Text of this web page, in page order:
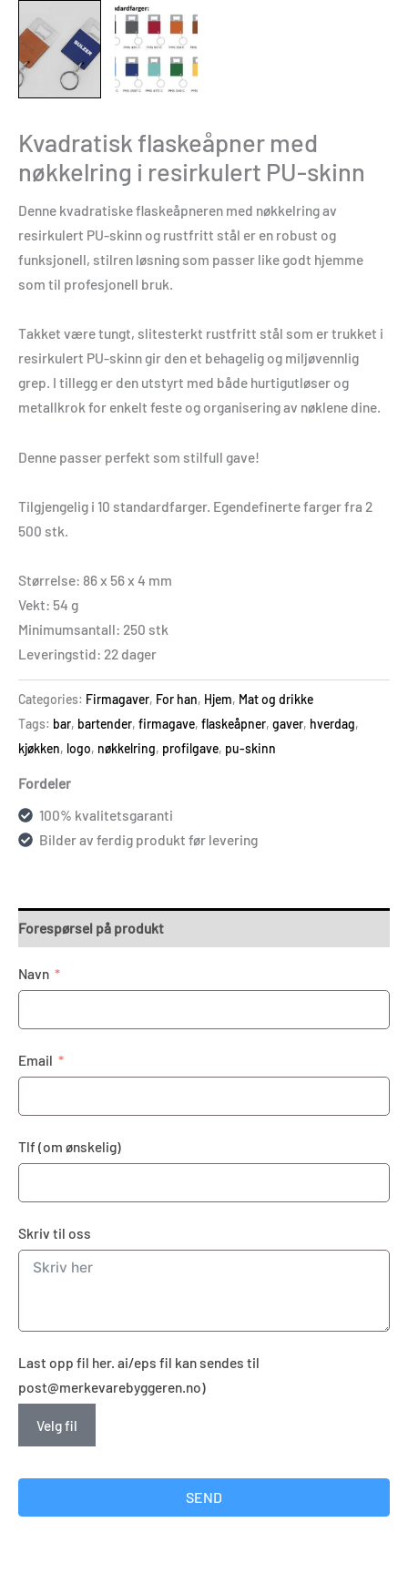
Kvadratisk flaskeåpner med
nøkkelring i resirkulert PU-skinn
Denne kvadratiske flaskeåpneren med nøkkelring av
resirkulert PU-skinn og rustfritt stål er en robust og
funksjonell, stilren løsning som passer like godt hjemme
som til profesjonell bruk.
Takket være tungt, slitesterkt rustfritt stål som er trukket i
resirkulert PU-skinn gir den et behagelig og miljøvennlig
grep. I tillegg er den utstyrt med både hurtigutløser og
metallkrok for enkelt feste og organisering av nøklene dine.
Denne passer perfekt som stilfull gave!
Tilgjengelig i 10 standardfarger. Egendefinerte farger fra 2
500 stk.
Størrelse: 86 x 56 x 4 mm
Vekt: 54 g
Minimumsantall: 250 stk
Leveringstid: 22 dager
Categories: Firmagaver, For han, Hjem, Mat og drikke
Tags: bar, bartender, firmagave, flaskeåpner, gaver, hverdag,
kjøkken, logo, nøkkelring, profilgave, pu-skinn
Fordeler
100% kvalitetsgaranti
Bilder av ferdig produkt før levering
Forespørsel på produkt
Navn
Email
Tlf (om ønskelig)
Skriv til oss
Last opp fil her. ai/eps fil kan sendes til
post@merkevarebyggeren.no)
Velg fil
SEND